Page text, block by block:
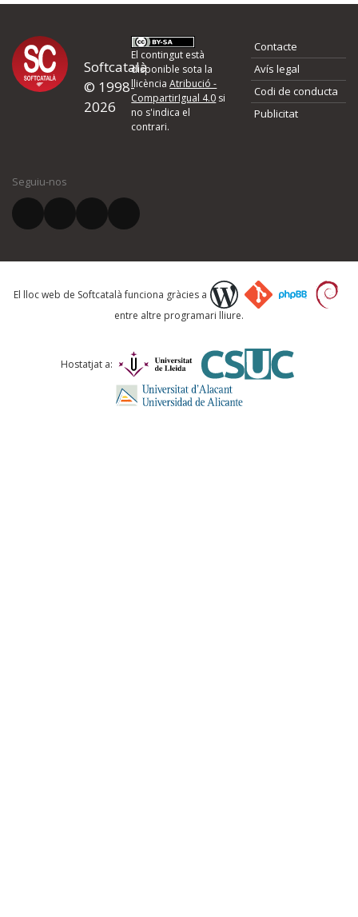
Softcatalà
© 1998-
2026
El contingut està
disponible sota la
llicènciaAtribució -
CompartirIgual 4.0 si
no s'indica el
contrari.
Contacte
Avís legal
Codi de conducta
Publicitat
Seguiu-nos
El lloc web de Softcatalà funciona gràcies a
entre altre programari lliure.
Hostatjat a: